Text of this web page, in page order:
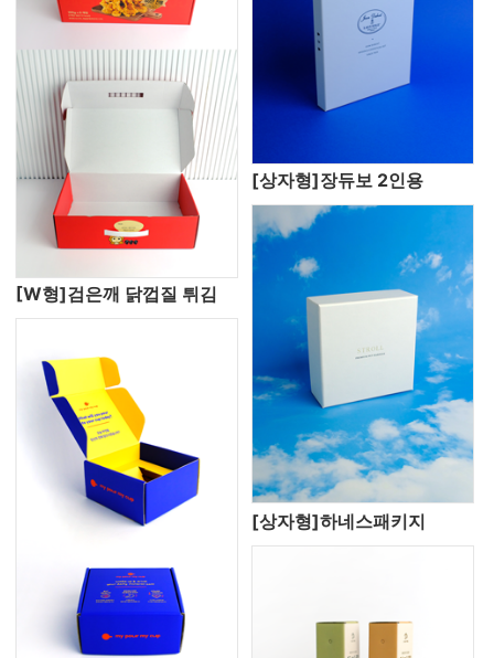
[W형]검은깨 닭껍질 튀김
[상자형]장듀보 2인용
[상자형]하네스패키지